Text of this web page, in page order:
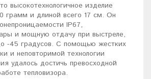
высокотехнологичное изделие
грамм и длиной всего 17 см. Он
IP67,
и мощную отдачу при выстреле,
-45 градусов. С помощью жестких
и неповторимой технологии
удалось достичь превосходной
тепловизора.